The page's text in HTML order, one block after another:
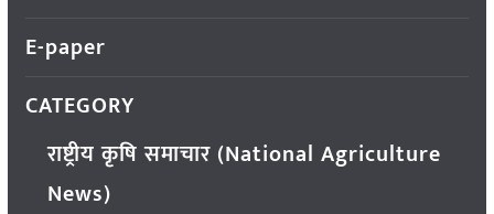
E-paper
CATEGORY
राष्ट्रीय कृषि समाचार (National Agriculture
News)